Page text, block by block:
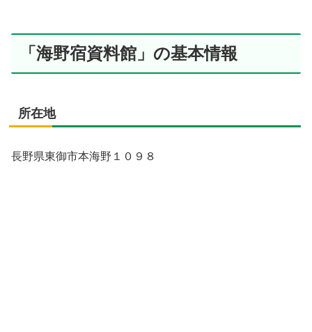
「海野宿資料館」の基本情報
所在地
長野県東御市本海野１０９８